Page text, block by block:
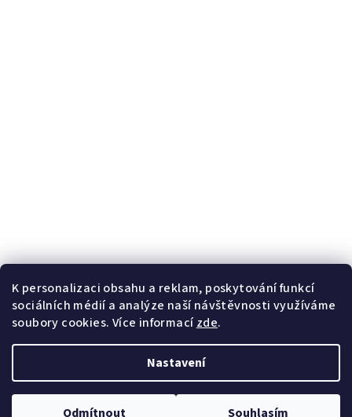
K personalizaci obsahu a reklam, poskytování funkcí
sociálních médií a analýze naší návštěvnosti využíváme
soubory cookies. Více informacízde.
Nastavení
Odmítnout Souhlasím